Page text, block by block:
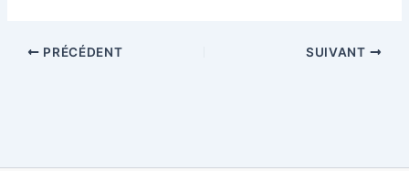
PRÉCÉDENT SUIVANT